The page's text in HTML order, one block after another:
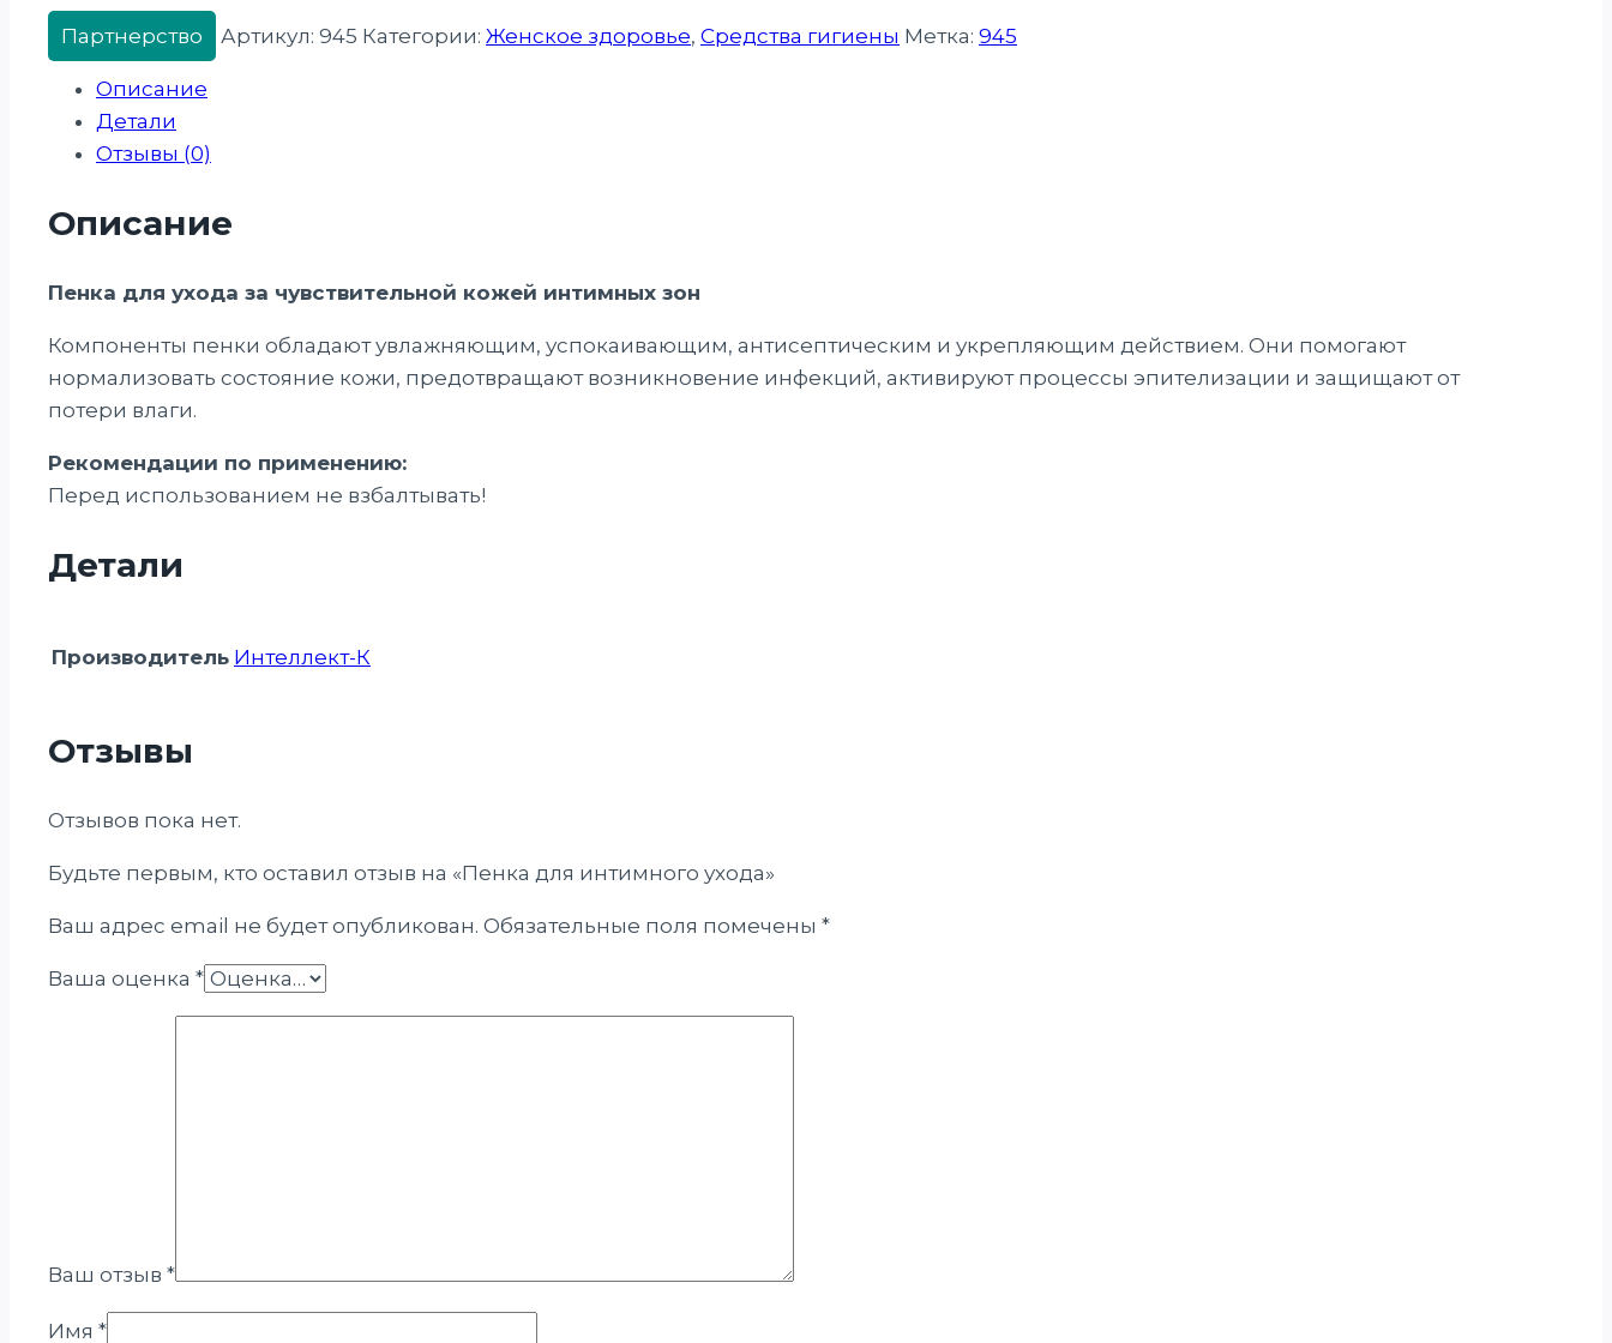
Партнерство Артикул: 945 Категории: Женское здоровье, Средства гигиены Метка: 945
Описание
Детали
Отзывы (0)
Описание
Пенка для ухода за чувствительной кожей интимных зон
Компоненты пенки обладают увлажняющим, успокаивающим, антисептическим и укрепляющим действием. Они помогают
нормализовать состояние кожи, предотвращают возникновение инфекций, активируют процессы эпителизации и защищают от
потери влаги.
Рекомендации по применению:
Перед использованием не взбалтывать!
Детали
Производитель Интеллект-К
Отзывы
Отзывов пока нет.
Будьте первым, кто оставил отзыв на «Пенка для интимного ухода»
Ваш адрес email не будет опубликован. Обязательные поля помечены *
Ваша оценка *
Ваш отзыв *
Имя *